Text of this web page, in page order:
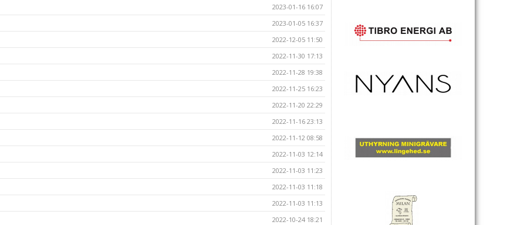
2023-01-16 16:07
2023-01-05 16:37
2022-12-05 11:50
2022-11-30 17:13
2022-11-28 19:38
2022-11-25 16:23
2022-11-20 22:29
2022-11-16 23:13
2022-11-12 08:58
2022-11-03 12:14
2022-11-03 11:23
2022-11-03 11:18
2022-11-03 11:13
2022-10-24 18:21